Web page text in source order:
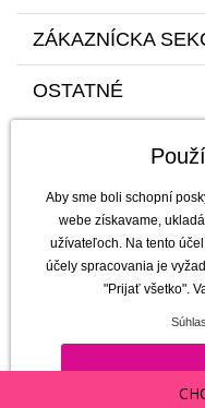
ZÁKAZNÍCKA
OSTATNÉ
Sme tu pre vás a vaše deti s
Designs, Melii
Copyright © 2011-2026
Aby sme boli schopní
webe získavame,
užívateľoch. Na tento
účely spracovania je
"Prijať všetko".